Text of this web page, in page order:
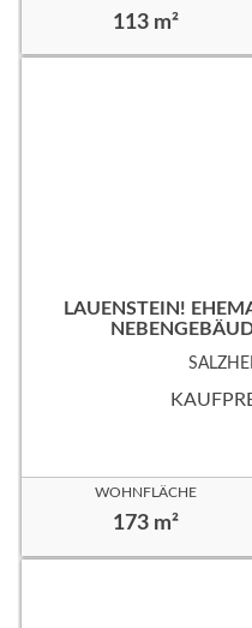
113 m²
LAUENSTEIN!
WOHNFLÄCHE
173 m²